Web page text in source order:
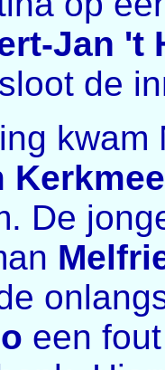
Jan 't
de
De
een